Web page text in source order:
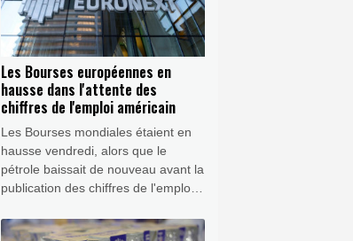
Les Bourses européennes en
hausse dans l'attente des
chiffres de l'emploi américain
Les Bourses mondiales étaient en
hausse vendredi, alors que le
pétrole baissait de nouveau avant la
publication des chiffres de l'emploi